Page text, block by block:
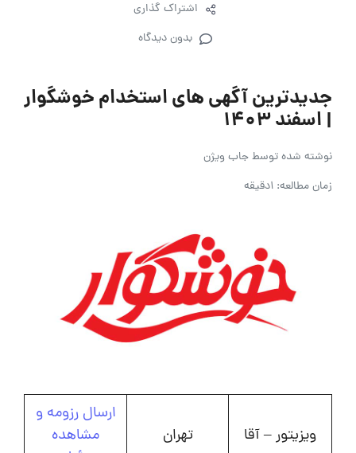
اشتراک گذاری
بدون دیدگاه
جدیدترین آگهی های استخدام خوشگوار
| اسفند ۱۴۰۳
نوشته شده توسطجاب ویژن
زمان مطالعه: 1دقیقه
ویزیتور – آقا تهران
ارسال رزومه و
مشاهده